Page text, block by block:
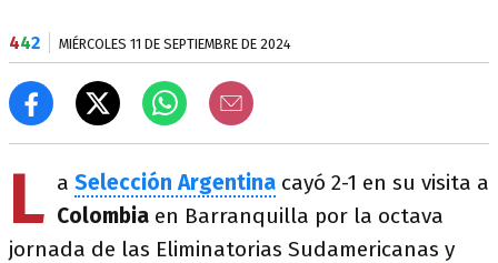
442 MIÉRCOLES 11 DE SEPTIEMBRE DE 2024
L a Selección Argentina cayó 2-1 en su visita a
Colombia en Barranquilla por la octava
jornada de las Eliminatorias Sudamericanas y